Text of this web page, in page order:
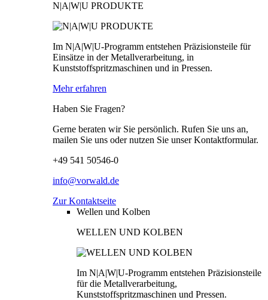
N|A|W|U PRODUKTE
Im N|A|W|U-Programm entstehen Präzisionsteile für
Einsätze in der Metallverarbeitung, in
Kunststoffspritzmaschinen und in Pressen.
Mehr erfahren
Haben Sie Fragen?
Gerne beraten wir Sie persönlich. Rufen Sie uns an,
mailen Sie uns oder nutzen Sie unser Kontaktformular.
+49 541 50546-0
info@vorwald.de
Zur Kontaktseite
Wellen und Kolben
WELLEN UND KOLBEN
Im N|A|W|U-Programm entstehen Präzisionsteile
für die Metallverarbeitung,
Kunststoffspritzmaschinen und Pressen.